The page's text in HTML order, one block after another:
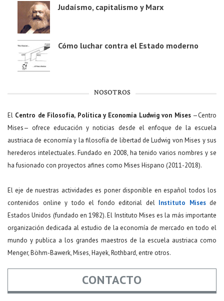
Judaísmo, capitalismo y Marx
Cómo luchar contra el Estado moderno
NOSOTROS
El Centro de Filosofía, Política y Economía Ludwig von Mises—Centro
Mises— ofrece educación y noticias desde el enfoque de la escuela
austriaca de economía y la filosofía de libertad de Ludwig von Mises y sus
herederos intelectuales. Fundado en 2008, ha tenido varios nombres y se
ha fusionado con proyectos afines como Mises Hispano (2011-2018).
El eje de nuestras actividades es poner disponible en español todos los
contenidos online y todo el fondo editorial del Instituto Misesde
Estados Unidos (fundado en 1982). El Instituto Mises es la más importante
organización dedicada al estudio de la economía de mercado en todo el
mundo y publica a los grandes maestros de la escuela austriaca como
Menger, Böhm-Bawerk, Mises, Hayek, Rothbard, entre otros.
CONTACTO